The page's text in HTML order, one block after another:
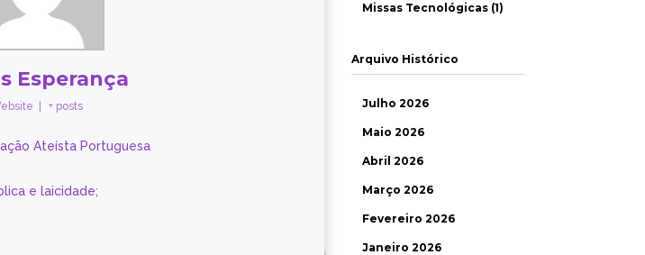
Esperança
+ posts
Ateísta Portuguesa
e laicidade;
Missas Tecnológicas (1)
Arquivo Histórico
Julho 2026
Maio 2026
Abril 2026
Março 2026
Fevereiro 2026
Janeiro 2026